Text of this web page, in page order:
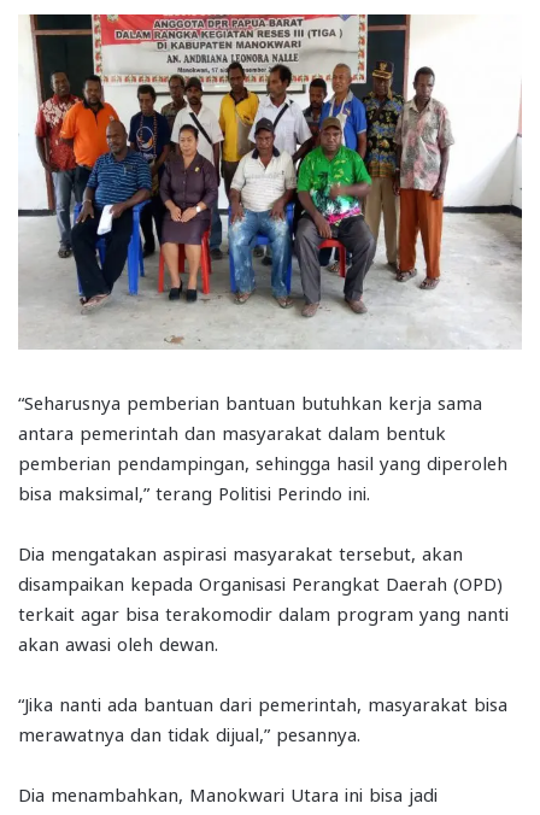
“Seharusnya pemberian bantuan butuhkan kerja sama
antara pemerintah dan masyarakat dalam bentuk
pemberian pendampingan, sehingga hasil yang diperoleh
bisa maksimal,” terang Politisi Perindo ini.
Dia mengatakan aspirasi masyarakat tersebut, akan
disampaikan kepada Organisasi Perangkat Daerah (OPD)
terkait agar bisa terakomodir dalam program yang nanti
akan awasi oleh dewan.
“Jika nanti ada bantuan dari pemerintah, masyarakat bisa
merawatnya dan tidak dijual,” pesannya.
Dia menambahkan, Manokwari Utara ini bisa jadi